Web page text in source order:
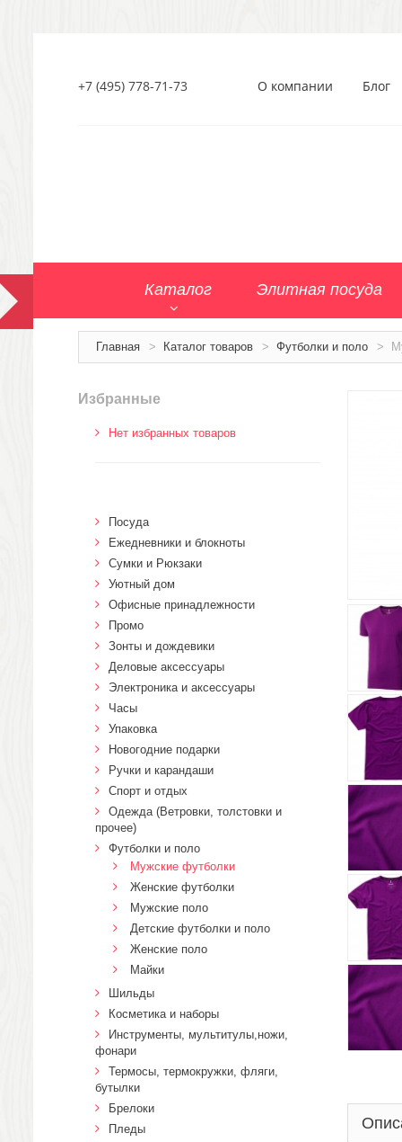
+7 (495) 778-71-73 О компании Блог
Каталог Элитная посуда
Главная > Каталог товаров > Футболки и поло >
Избранные
Нет избранных товаров
Посуда
Ежедневники и блокноты
Сумки и Рюкзаки
Уютный дом
Офисные принадлежности
Промо
Зонты и дождевики
Деловые аксессуары
Электроника и аксессуары
Часы
Упаковка
Новогодние подарки
Ручки и карандаши
Спорт и отдых
Одежда (Ветровки, толстовки и
прочее)
Футболки и поло
Мужские футболки
Женские футболки
Мужские поло
Детские футболки и поло
Женские поло
Майки
Шильды
Косметика и наборы
Инструменты, мультитулы,ножи,
фонари
Термосы, термокружки, фляги,
бутылки
Брелоки
Пледы